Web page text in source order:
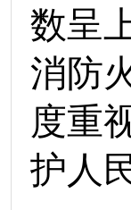
数呈
消防
度重
护人